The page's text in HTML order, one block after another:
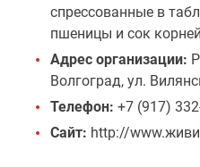
спрессованные в
пшеницы и сок
Адрес организации:
Волгоград, ул.
Телефон: +7 (917)
Сайт: http://